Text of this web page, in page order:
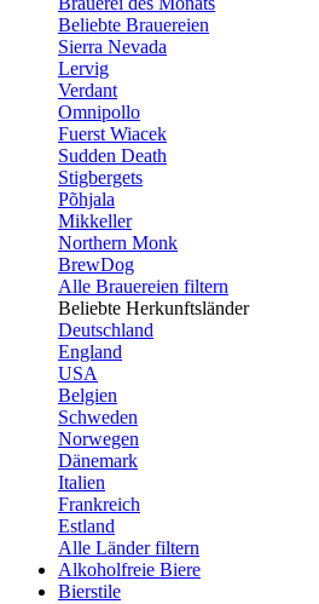
Beliebte Brauereien
Sierra Nevada
Lervig
Verdant
Omnipollo
Fuerst Wiacek
Sudden Death
Stigbergets
Põhjala
Mikkeller
Northern Monk
BrewDog
Alle Brauereien filtern
Beliebte Herkunftsländer
Deutschland
England
USA
Belgien
Schweden
Norwegen
Dänemark
Italien
Frankreich
Estland
Alle Länder filtern
Alkoholfreie Biere
Bierstile